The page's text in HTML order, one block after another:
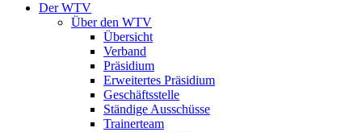
Der WTV
Über den WTV
Übersicht
Verband
Präsidium
Erweitertes Präsidium
Geschäftsstelle
Ständige Ausschüsse
Trainerteam